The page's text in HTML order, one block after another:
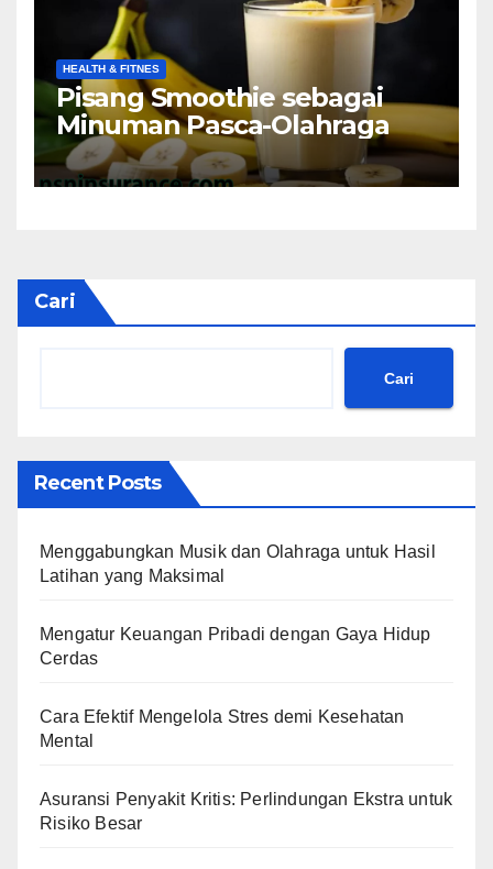
HEALTH & FITNES
Pisang Smoothie sebagai
Minuman Pasca-Olahraga
Cari
Cari
Recent Posts
Menggabungkan Musik dan Olahraga untuk Hasil
Latihan yang Maksimal
Mengatur Keuangan Pribadi dengan Gaya Hidup
Cerdas
Cara Efektif Mengelola Stres demi Kesehatan
Mental
Asuransi Penyakit Kritis: Perlindungan Ekstra untuk
Risiko Besar